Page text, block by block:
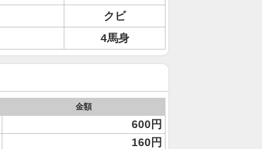
クビ
4馬身
金額
600円
160円